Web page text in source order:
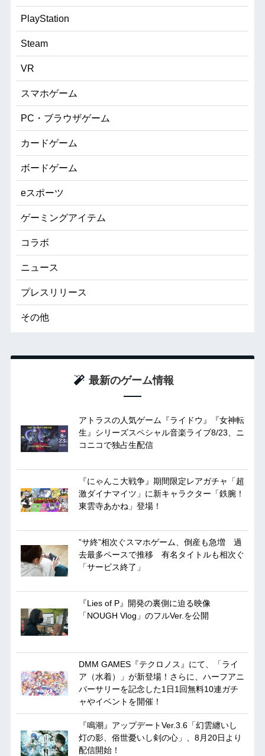
PlayStation
Steam
VR
スマホゲーム
PC・ブラウザゲーム
カードゲーム
ボードゲーム
eスポーツ
ゲーミングアイテム
コラボ
ニュース
プレスリリース
その他
最新のゲーム情報
アトラスの人気ゲーム『ライドウ』『女神転
生』シリーズスペシャル音楽ライブ8/23、ニ
コニコで独占生配信
『にゃんこ大戦争』期間限定レアガチャ「超
激ダイナマイツ」に新キャラクター「鉄腕！
東雲寺あかね」登場！
”サ終”相次ぐスマホゲーム、倒産も急増 過
去最多ペースで推移 有名タイトルも相次ぐ
「サービス終了」
『Lies of P』開発の裏側に迫る映像
「NOUGH Vlog」のフルVer.を公開
DMM GAMES『テクロノス』にて、「ライ
ア（水着）」が新登場！さらに、ハーフアニ
バーサリーを記念した1日1回無料10連ガチ
ャやイベントを開催！
『鳴潮』アップデートVer.3.6「幻雲纏いし
灯の影、俗世憂いし剣の心」、8月20日より
配信開始！